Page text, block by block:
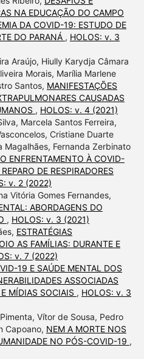
NA EDUCAÇÃO DO CAMPO
DA COVID-19: ESTUDO DE
DO PARANÁ , HOLOS: v. 3
Araújo, Hiully Karydja Câmara
Morais, Marília Marlene
Santos, MANIFESTAÇÕES
CAUSADAS
, HOLOS: v. 4 (2021)
Marcela Santos Ferreira,
Cristiane Duarte
Magalhães, Fernanda Zerbinato
ENFRENTAMENTO À COVID-
DE RESPIRADORES
v. 2 (2022)
Vitória Gomes Fernandes,
ABORDAGENS DO
, HOLOS: v. 3 (2021)
ESTRATÉGIAS
AS FAMÍLIAS: DURANTE E
v. 7 (2022)
19 E SAÚDE MENTAL DOS
ASSOCIADAS
MÍDIAS SOCIAIS , HOLOS: v. 3
Vítor de Sousa, Pedro
Capoano, NEM A MORTE NOS
NO PÓS-COVID-19 ,